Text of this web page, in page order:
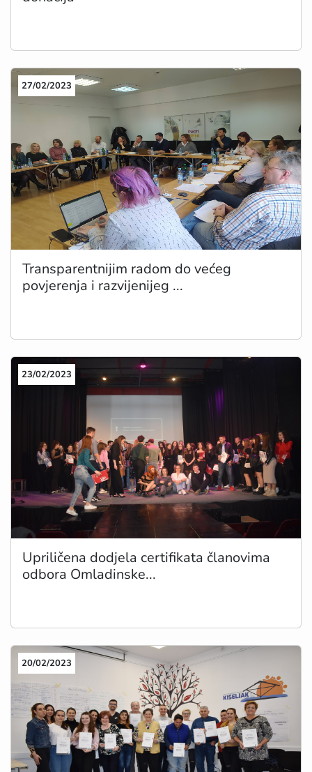
27/02/2023
Transparentnijim radom do većeg
povjerenja i razvijenijeg ...
23/02/2023
Upriličena dodjela certifikata članovima
odbora Omladinske...
20/02/2023